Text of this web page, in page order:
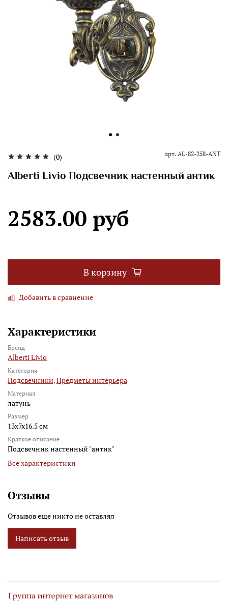
(0) арт. AL-82-258-ANT
Alberti Livio Подсвечник настенный антик
2583.00 руб
В корзину
Добавить в сравнение
Характеристики
Бренд
Alberti Livio
Категория
Подсвечники,Предметы интерьера
Материал
латунь
Размер
13x7x16.5 см
Краткое описание
Подсвечник настенный "антик"
Все характеристики
Отзывы
Отзывов еще никто не оставлял
Написать отзыв